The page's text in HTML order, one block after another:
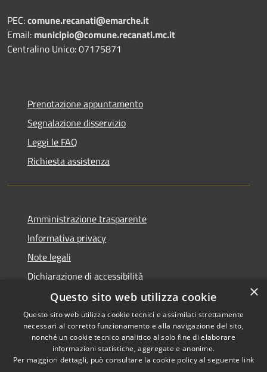
PEC:comune.recanati@emarche.it
Email: municipio@comune.recanati.mc.it
Centralino Unico: 07175871
Prenotazione appuntamento
Segnalazione disservizio
Leggi le FAQ
Richiesta assistenza
Amministrazione trasparente
Informativa privacy
Note legali
Dichiarazione di accessibilità
Accessibilità
Privacy
Copyright © 2026 • Comune di
Recanati • Powered by
Municipium•Accesso
×
Questo sito web utilizza cookie
Questo sito web utilizza cookie tecnici e assimilati strettamente
necessari al corretto funzionamento e alla navigazione del sito,
nonché un cookie tecnico analitico al solo fine di elaborare
informazioni statistiche, aggregate e anonime.
Per maggiori dettagli, può consultare la cookie policy al seguente link